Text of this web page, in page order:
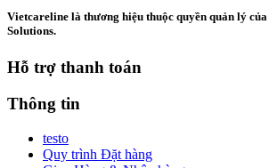
Vietcareline là thương hiệu thuộc quyền quản lý
Solutions.
Hỗ trợ thanh toán
Thông tin
testo
Quy trình Đặt hàng